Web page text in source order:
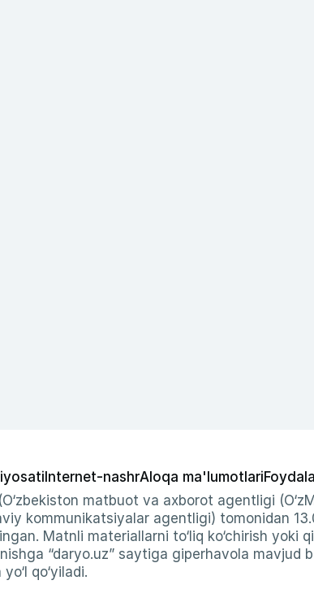
Internet-nashrAloqa ma'lumotlari
matbuot va axborot agentligi
kommunikatsiyalar agentligi) tomonidan
Matnli materiallarni to‘liq ko‘chirish
“daryo.uz” saytiga giperhavola mavjud
qo‘yiladi.